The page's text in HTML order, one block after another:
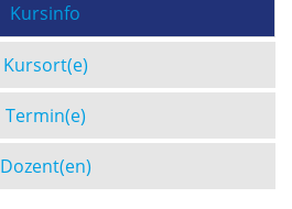
Kursinfo
Kursort(e)
Termin(e)
Dozent(en)